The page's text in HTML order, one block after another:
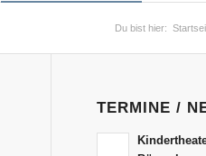
Du bist hier:
TERMINE /